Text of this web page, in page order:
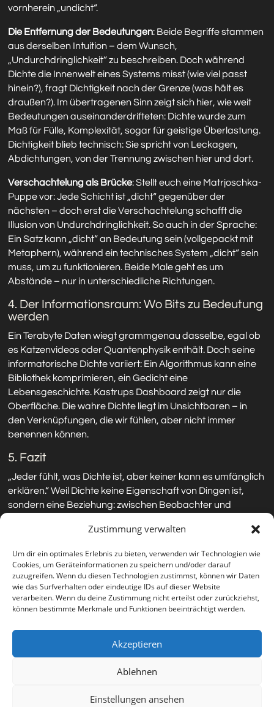
Zustimmung verwalten
Um dir ein optimales Erlebnis zu bieten, verwenden wir Technologien wie
Cookies, um Geräteinformationen zu speichern und/oder darauf
zuzugreifen. Wenn du diesen Technologien zustimmst, können wir Daten
wie das Surfverhalten oder eindeutige IDs auf dieser Website
verarbeiten. Wenn du deine Zustimmung nicht erteilst oder zurückziehst,
können bestimmte Merkmale und Funktionen beeinträchtigt werden.
Akzeptieren
Ablehnen
Einstellungen ansehen
vornherein „undicht“.
Die Entfernung der Bedeutungen: Beide Begriffe stammen
aus derselben Intuition – dem Wunsch,
„Undurchdringlichkeit“ zu beschreiben. Doch während
Dichte die Innenwelt eines Systems misst (wie viel passt
hinein?), fragt Dichtigkeit nach der Grenze (was hält es
draußen?). Im übertragenen Sinn zeigt sich hier, wie weit
Bedeutungen auseinanderdrifteten: Dichte wurde zum
Maß für Fülle, Komplexität, sogar für geistige Überlastung.
Dichtigkeit blieb technisch: Sie spricht von Leckagen,
Abdichtungen, von der Trennung zwischen hier und dort.
Verschachtelung als Brücke: Stellt euch eine Matrjoschka-
Puppe vor: Jede Schicht ist „dicht“ gegenüber der
nächsten – doch erst die Verschachtelung schafft die
Illusion von Undurchdringlichkeit. So auch in der Sprache:
Ein Satz kann „dicht“ an Bedeutung sein (vollgepackt mit
Metaphern), während ein technisches System „dicht“ sein
muss, um zu funktionieren. Beide Male geht es um
Abstände – nur in unterschiedliche Richtungen.
4. Der Informationsraum: Wo Bits zu Bedeutung
werden
Ein Terabyte Daten wiegt grammgenau dasselbe, egal ob
es Katzenvideos oder Quantenphysik enthält. Doch seine
informatorische Dichte variiert: Ein Algorithmus kann eine
Bibliothek komprimieren, ein Gedicht eine
Lebensgeschichte. Kastrups Dashboard zeigt nur die
Oberfläche. Die wahre Dichte liegt im Unsichtbaren – in
den Verknüpfungen, die wir fühlen, aber nicht immer
benennen können.
5. Fazit
„Jeder fühlt, was Dichte ist, aber keiner kann es umfänglich
erklären.“ Weil Dichte keine Eigenschaft von Dingen ist,
sondern eine Beziehung: zwischen Beobachter und
das erste Prinzip, das uns lehrt, dass Verständnis nicht im
Einführungen aller 8 Prinzipien
Datenschutz
© Horst Grabosch – 2025